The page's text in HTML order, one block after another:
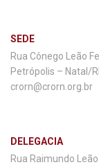
SEDE
Rua Cônego Leão
Petrópolis – Natal/
crorn@crorn.org.br
DELEGACIA
Rua Raimundo